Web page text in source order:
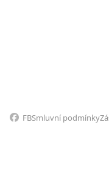
FBSmluvní podmínky